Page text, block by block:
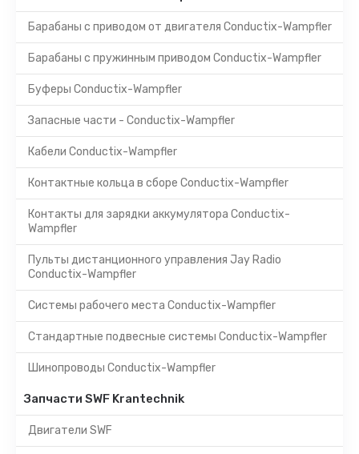
Барабаны с приводом от двигателя Conductix-Wampfler
Барабаны с пружинным приводом Conductix-Wampfler
Буферы Conductix-Wampfler
Запасные части - Conductix-Wampfler
Кабели Conductix-Wampfler
Контактные кольца в сборе Conductix-Wampfler
Контакты для зарядки аккумулятора Conductix-
Wampfler
Пульты дистанционного управления Jay Radio
Conductix-Wampfler
Системы рабочего места Conductix-Wampfler
Стандартные подвесные системы Conductix-Wampfler
Шинопроводы Conductix-Wampfler
Запчасти SWF Krantechnik
Двигатели SWF